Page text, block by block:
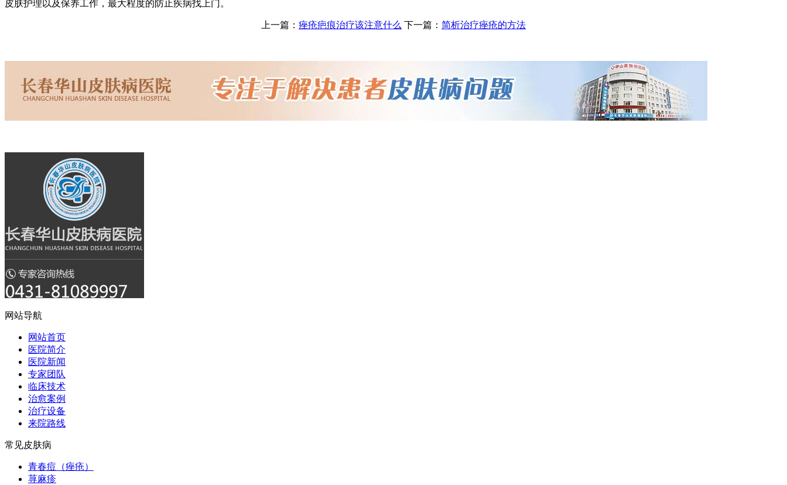
皮肤护理以及保养工作，最大程度的防止疾病找上门。
上一篇： 痤疮疤痕治疗该注意什么 下一篇： 简析治疗痤疮的方法
网站导航
网站首页
医院简介
医院新闻
专家团队
临床技术
治愈案例
治疗设备
来院路线
常见皮肤病
青春痘（痤疮）
荨麻疹